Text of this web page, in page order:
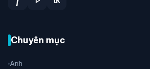
Chuyên mục
Anh